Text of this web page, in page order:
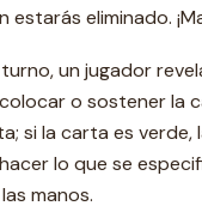
estarás eliminado.
un jugador
o sostener la
si la carta es
lo que se
manos.